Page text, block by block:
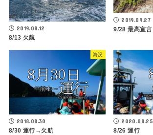
2019.08.12
8/13 欠航
2019.09.27
9/28 最高宣言
海況
2018.08.30
8/30 運行→欠航
2020.08.25
8/26 運行